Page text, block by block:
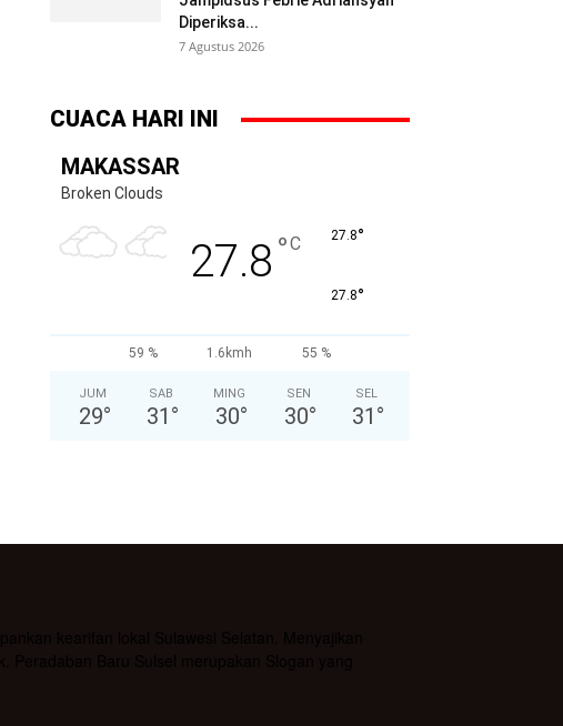
Diperiksa...
7 Agustus 2026
CUACA HARI INI
MAKASSAR
Broken Clouds
27.8 °C 27.8°
27.8°
59 % 1.6kmh 55 %
JUM
29°
SAB
31 °
MING
30°
SEN
30°
SEL
31 °